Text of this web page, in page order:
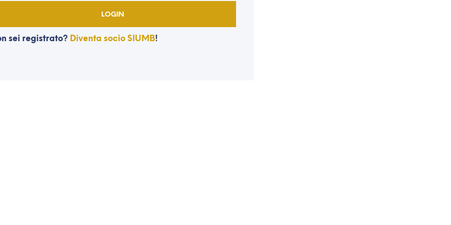
sei registrato? Diventa socio SIUMB!